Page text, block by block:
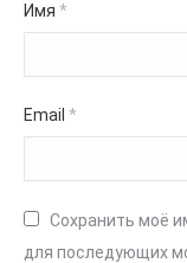
Имя *
Email *
Сохранить моё
для последующих